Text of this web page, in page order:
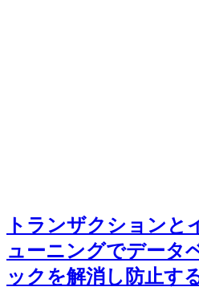
トランザクションと
ューニングでデータ
ックを解消し防止す